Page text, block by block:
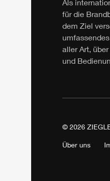
Als
für die
dem Ziel
aller Art,
und
© 2026
Über uns